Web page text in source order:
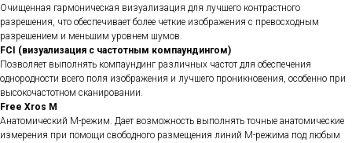
Очищенная гармоническая визуализация для лучшего контрастного
разрешения, что обеспечивает более четкие изображения с превосходным
разрешением и меньшим уровнем шумов.
FCI (визуализация с частотным компаундингом)
Позволяет выполнять компаундинг различных частот для обеспечения
однородности всего поля изображения и лучшего проникновения, особенно при
высокочастотном сканировании.
Free Xros M
Анатомический М-режим. Дает возможность выполнять точные анатомические
измерения при помощи свободного размещения линий М-режима под любым